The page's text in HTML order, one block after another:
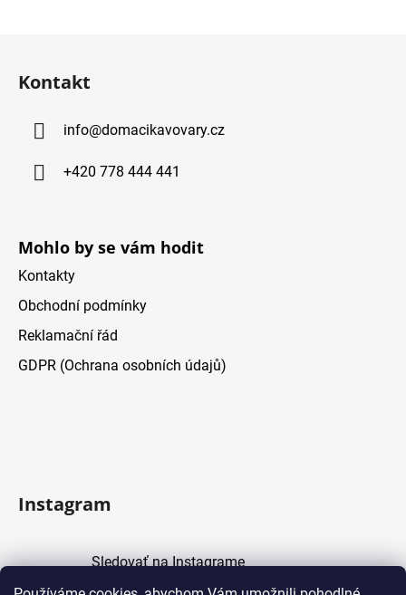
Kontakt
info@domacikavovary.cz
+420 778 444 441
Mohlo by se vám hodit
Kontakty
Obchodní podmínky
Reklamační řád
GDPR (Ochrana osobních údajů)
Instagram
Sledovať na Instagrame